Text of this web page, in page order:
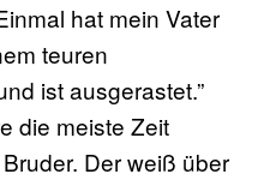
hat mein Vater
teuren
ist ausgerastet.”
die meiste Zeit
Der weiß über